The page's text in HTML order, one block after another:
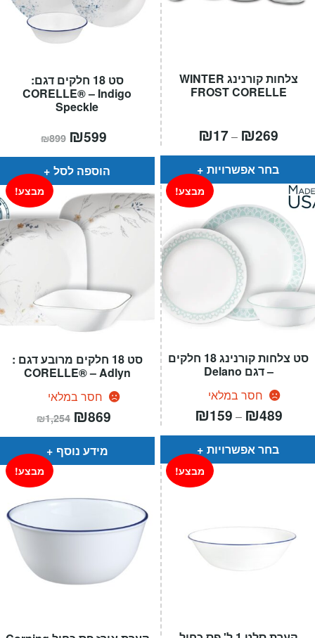
סט 18 חלקים דגם:
CORELLE® – Indigo
Speckle
₪899 המחיר
המקורי
היה:
₪899.
₪599
הוא:
הוספה לסל
צלחות קורנינג WINTER
FROST CORELLE
₪17– ₪269
⁦₪17⁩
בחר אפשרויות
סט 18 חלקים מרובע דגם :
CORELLE® – Adlyn
חסר במלאי
מבצע!
₪1,254 המחיר
המקורי
היה:
₪869
הוא:
מידע נוסף
סט צלחות קורנינג 18 חלקים
– דגם Delano
חסר במלאי
מבצע!
₪159 – ₪489טווח
⁦₪159⁩
בחר אפשרויות
מבצע! מבצע!